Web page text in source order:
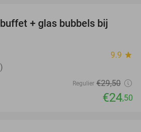
+ glas bubbels bij
9.9 star
Regulier €29,50
€24,50